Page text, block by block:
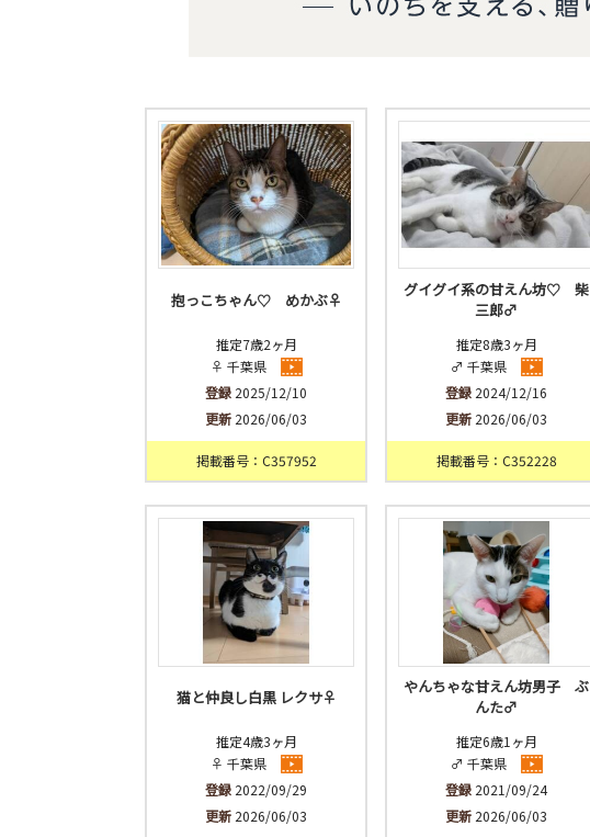
抱っこちゃん♡ めかぶ♀
推定7歳2ヶ月
♀ 千葉県
登録 2025/12/10
更新 2026/06/03
掲載番号：C357952
グイグイ系の甘えん坊♡ 柴
三郎♂
推定8歳3ヶ月
♂ 千葉県
登録 2024/12/16
更新 2026/06/03
掲載番号：C352228
猫と仲良し白黒 レクサ♀
推定4歳3ヶ月
♀ 千葉県
登録 2022/09/29
更新 2026/06/03
やんちゃな甘えん坊男子 ぶ
んた♂
推定6歳1ヶ月
♂ 千葉県
登録 2021/09/24
更新 2026/06/03